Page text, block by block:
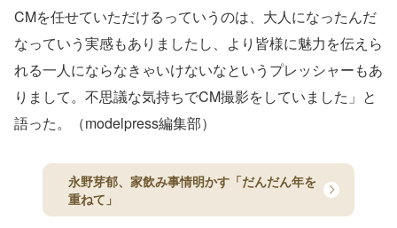
CMを任せていただけるっていうのは、大人になったんだ
なっていう実感もありましたし、より皆様に魅力を伝えら
れる一人にならなきゃいけないなというプレッシャーもあ
りまして。不思議な気持ちでCM撮影をしていました」と
語った。（modelpress編集部）
永野芽郁、家飲み事情明かす「だんだん年を
重ねて」